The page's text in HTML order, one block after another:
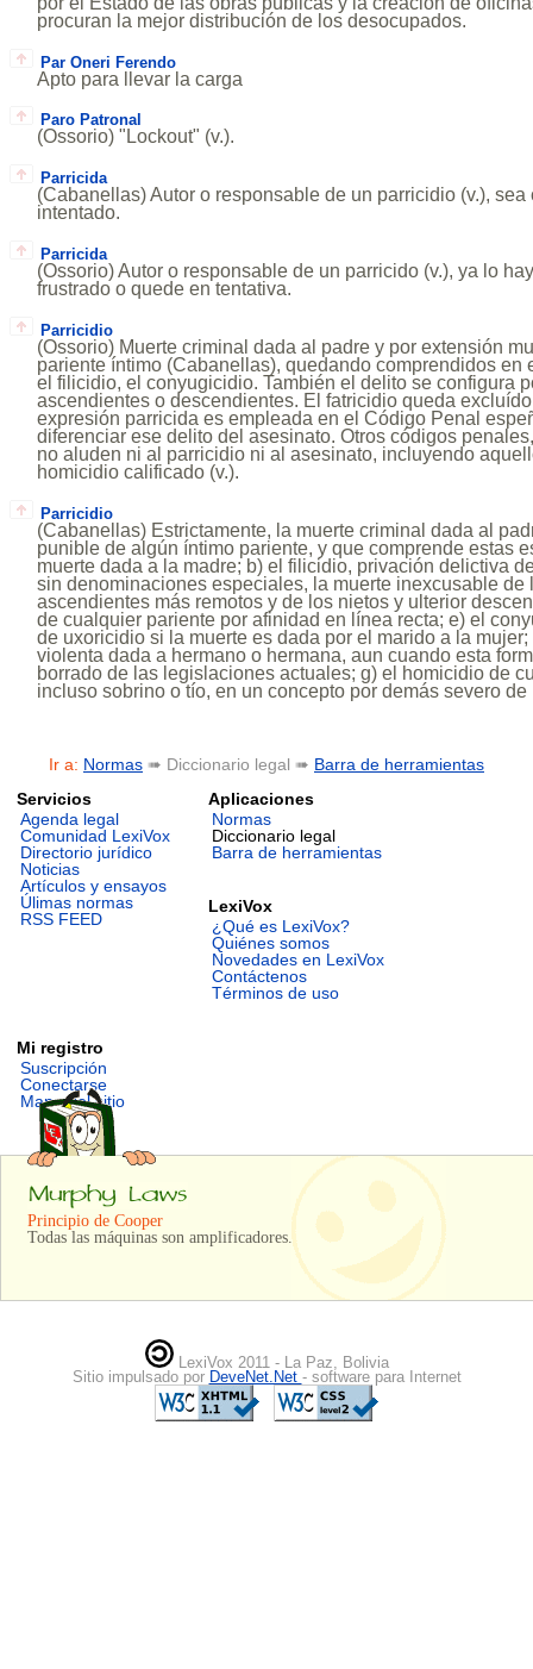
procuran la mejor distribución de los desocupados.
Par Oneri Ferendo
Apto para llevar la carga
Paro Patronal
(Ossorio) "Lockout" (v.).
Parricida
(Cabanellas) Autor o responsable de un parricidio (v.),
intentado.
Parricida
(Ossorio) Autor o responsable de un parricido (v.), ya lo
frustrado o quede en tentativa.
Parricidio
(Ossorio) Muerte criminal dada al padre y por extensión
pariente íntimo (Cabanellas), quedando comprendidos en
el filicidio, el conyugicidio. También el delito se configura
ascendientes o descendientes. El fatricidio queda
expresión parricida es empleada en el Código Penal
diferenciar ese delito del asesinato. Otros códigos
no aluden ni al parricidio ni al asesinato, incluyendo
homicidio calificado (v.).
Parricidio
(Cabanellas) Estrictamente, la muerte criminal dada al
punible de algún íntimo pariente, y que comprende estas
muerte dada a la madre; b) el filicidio, privación delictiva
sin denominaciones especiales, la muerte inexcusable de
ascendientes más remotos y de los nietos y ulterior
de cualquier pariente por afinidad en línea recta; e) el
de uxoricidio si la muerte es dada por el marido a la
violenta dada a hermano o hermana, aun cuando esta
borrado de las legislaciones actuales; g) el homicidio de
incluso sobrino o tío, en un concepto por demás severo de
Ir a: Normas ➠ Diccionario legal ➠ Barra de herramientas
Servicios
Agenda legal
Comunidad LexiVox
Directorio jurídico
Noticias
Artículos y ensayos
Úlimas normas
RSS FEED
Aplicaciones
Normas
Diccionario legal
Barra de herramientas
LexiVox
¿Qué es LexiVox?
Quiénes somos
Novedades en LexiVox
Contáctenos
Términos de uso
Mi registro
Suscripción
Conectarse
Mapa del sitio
Principio de Cooper
Todas las máquinas son amplificadores.
LexiVox 2011 - La Paz, Bolivia
Sitio impulsado por DeveNet.Net - software para Internet